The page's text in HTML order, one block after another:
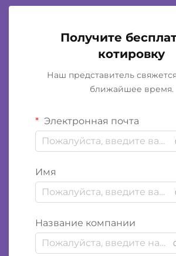
Получите
котировку
Наш представитель
ближайшее время.
Электронная почта
Имя
Название компании